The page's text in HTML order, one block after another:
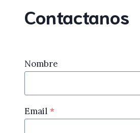
Contactanos
Nombre
Email *